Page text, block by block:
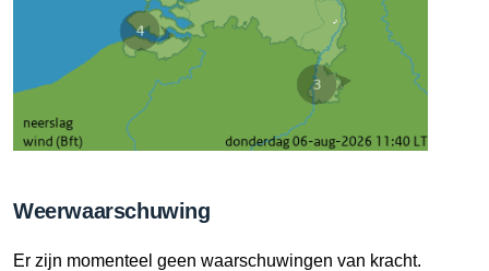
Weerwaarschuwing
Er zijn momenteel geen waarschuwingen van kracht.